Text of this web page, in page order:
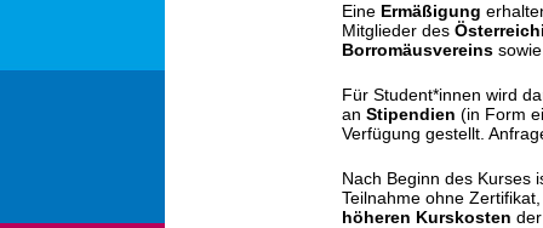
Eine Ermäßigung
Mitglieder des
Borromäusvereins
Für Student*innen wird
an Stipendien (in Form
Verfügung gestellt.
Nach Beginn des Kurses
Teilnahme ohne
höheren Kurskosten